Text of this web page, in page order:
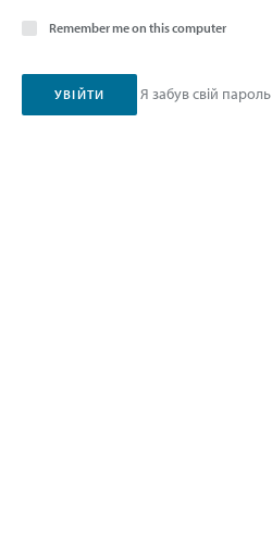
Remember me on this computer
Я забув свій пароль